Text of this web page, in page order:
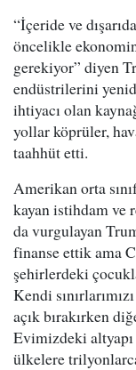
“İçeride ve
öncelikle
gerekiyor” diyen
endüstrilerini
ihtiyacı olan
yollar köprüler,
taahhüt etti.
Amerikan orta
kayan istihdam ve
da vurgulayan
finanse ettik ama
şehirlerdeki
Kendi
açık bırakırken
Evimizdeki
ülkelere